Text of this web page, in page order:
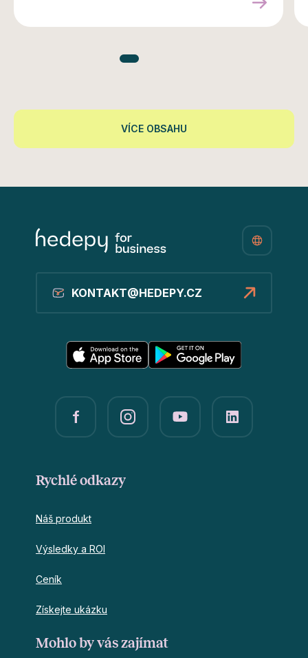
VÍCE OBSAHU
KONTAKT@HEDEPY.CZ
Rychlé odkazy
Náš produkt
Výsledky a ROI
Ceník
Získejte ukázku
Mohlo by vás zajímat